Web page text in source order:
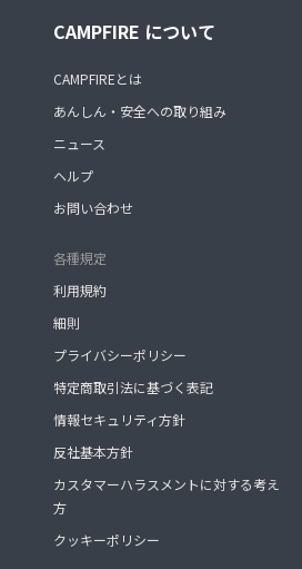
CAMPFIRE について
CAMPFIREとは
あんしん・安全への取り組み
ニュース
ヘルプ
お問い合わせ
各種規定
利用規約
細則
プライバシーポリシー
特定商取引法に基づく表記
情報セキュリティ方針
反社基本方針
カスタマーハラスメントに対する考え
方
クッキーポリシー